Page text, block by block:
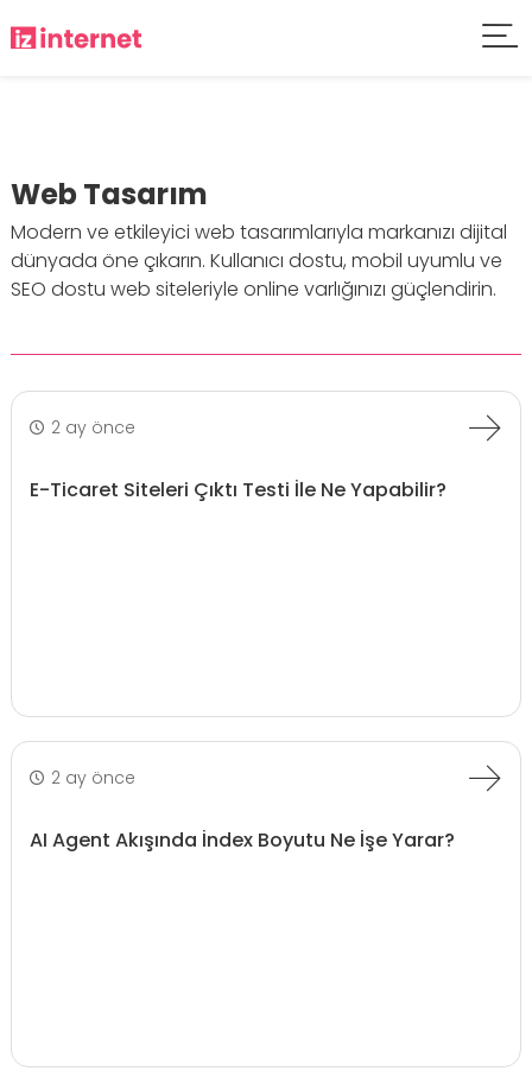
Web Tasarım
Modern ve etkileyici web tasarımlarıyla markanızı dijital
dünyada öne çıkarın. Kullanıcı dostu, mobil uyumlu ve
SEO dostu web siteleriyle online varlığınızı güçlendirin.
2 ay önce
E-Ticaret Siteleri Çıktı Testi İle Ne Yapabilir?
2 ay önce
AI Agent Akışında İndex Boyutu Ne İşe Yarar?